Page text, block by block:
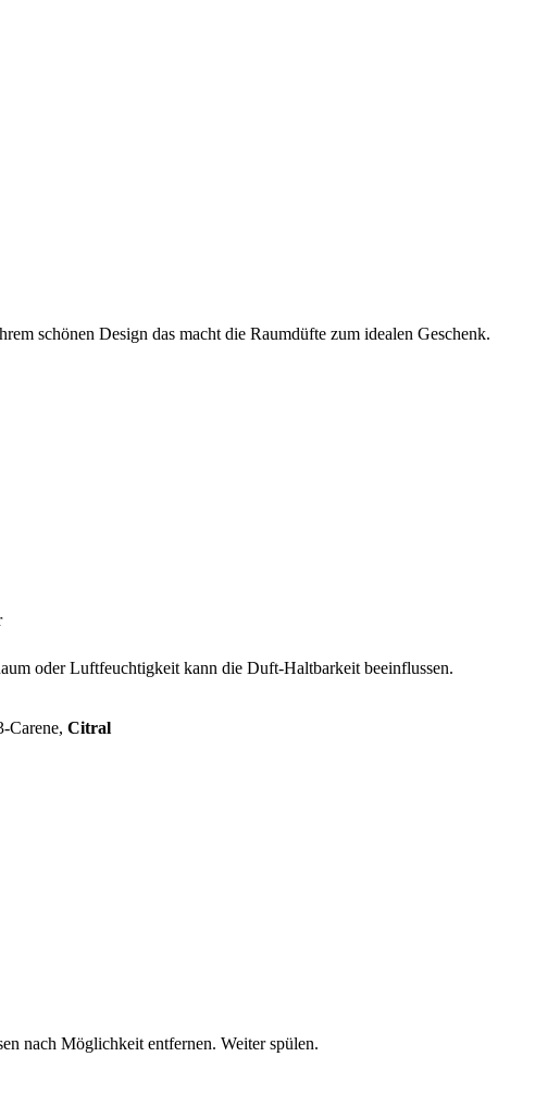
schönen Design das macht die Raumdüfte zum idealen Geschenk.
oder Luftfeuchtigkeit kann die Duft-Haltbarkeit beeinflussen.
Carene, Citral
nach Möglichkeit entfernen. Weiter spülen.